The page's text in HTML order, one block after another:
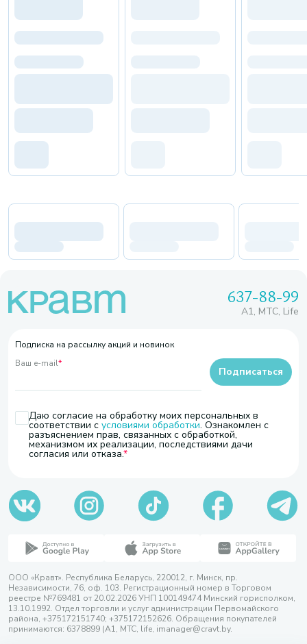
637-88-99
A1, МТС, Life
Подписка на рассылку акций и новинок
Ваш e-mail*
Даю согласие на обработку моих персональных в
соответствии с условиями обработки. Ознакомлен с
разъяснением прав, связанных с обработкой,
механизмом их реализации, последствиями дачи
согласия или отказа.
Подписаться
ООО «Кравт». Республика Беларусь, 220012, г. Минск, пр.
Независимости, 76, оф. 103. Регистрационный номер в Торговом
реестре №769481 от 20.02.2026 УНП 100149474 Минский горисполком,
13.10.1992. Отдел торговли и услуг администрации Первомайского
района, +375172151740; +375172152626. Обращения покупателей
принимаются: 6378899 (А1, МТС, life, imanager@cravt.by.